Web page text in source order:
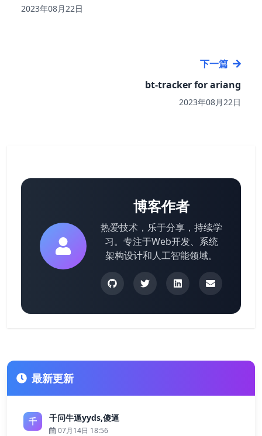
2023年08月22日
下一篇
bt-tracker for ariang
2023年08月22日
博客作者
热爱技术，乐于分享，持续学
习。专注于Web开发、系统
架构设计和人工智能领域。
最新更新
千 千问牛逼yyds,傻逼
07月14日 18:56